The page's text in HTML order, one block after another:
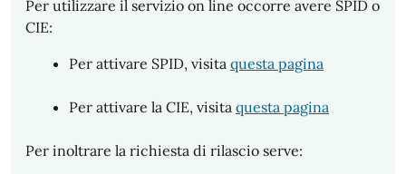
Per utilizzare il servizio on line occorre avere SPID o
CIE:
Per attivare SPID, visita questa pagina
Per attivare la CIE, visita questa pagina
Per inoltrare la richiesta di rilascio serve: